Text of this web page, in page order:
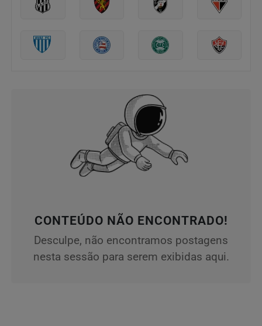
CONTEÚDO NÃO ENCONTRADO!
Desculpe, não encontramos postagens
nesta sessão para serem exibidas aqui.